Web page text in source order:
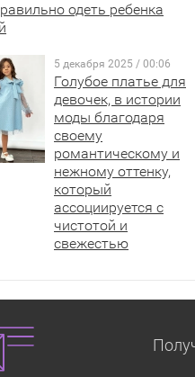
одеть ребенка
5 декабря 2025 / 00:06
Голубое платье для
девочек, в истории
моды благодаря
своему
романтическому и
нежному оттенку,
который
ассоциируется с
чистотой и
свежестью